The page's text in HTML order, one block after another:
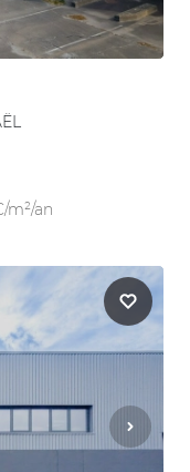
m²/an